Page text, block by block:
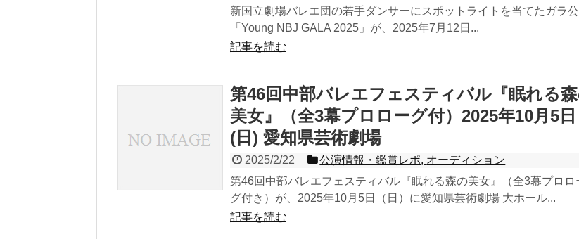
新国立劇場バレエ団の若手ダンサーにスポットライトを当てたガラ
「Young NBJ GALA 2025」が、2025年7月12日...
記事を読む
第46回中部バレエフェスティバル『眠れる
美女』（全3幕プロローグ付）2025年10月5日
(日) 愛知県芸術劇場
2025/2/22 公演情報・鑑賞レポ, オーディション
第46回中部バレエフェスティバル『眠れる森の美女』（全3幕プロロ
グ付き）が、2025年10月5日（日）に愛知県芸術劇場 大ホール...
記事を読む